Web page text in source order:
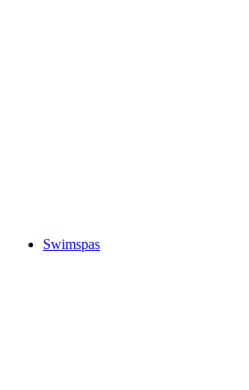
Swimspas